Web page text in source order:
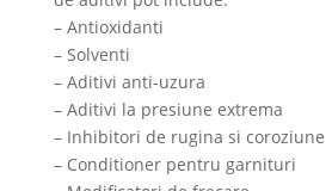
– Antioxidanti
– Solventi
– Aditivi anti-uzura
– Aditivi la presiune extrema
– Inhibitori de rugina si coroziune
– Conditioner pentru garnituri